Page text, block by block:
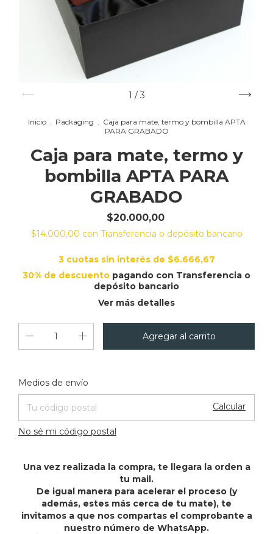
1 / 3
Inicio . Packaging . Caja para mate, termo y bombilla APTA
PARA GRABADO
Caja para mate, termo y
bombilla APTA PARA
GRABADO
$20.000,00
$14.000,00 con Transferencia o depósito bancario
3 cuotas sin interés de $6.666,67
30% de descuento pagando con Transferencia o
depósito bancario
Ver más detalles
Entregas para el CP:
Medios de envío
Calcular
No sé mi código postal
Una vez realizada la compra, te llegara la orden a
tu mail.
De igual manera para acelerar el proceso (y
además, estes más cerca de tu mate), te
invitamos a que nos compartas el comprobante a
nuestro número de WhatsApp.